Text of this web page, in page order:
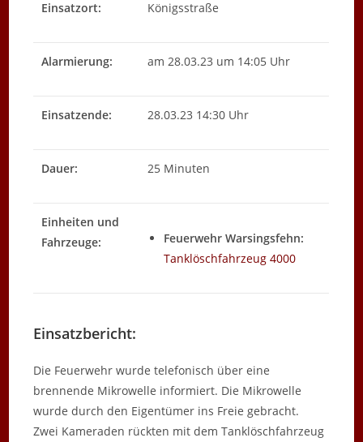
Einsatzort: Königsstraße
Alarmierung: am 28.03.23 um 14:05 Uhr
Einsatzende: 28.03.23 14:30 Uhr
Dauer: 25 Minuten
Einheiten und
Fahrzeuge:
Feuerwehr Warsingsfehn:
Tanklöschfahrzeug 4000
Einsatzbericht:
Die Feuerwehr wurde telefonisch über eine
brennende Mikrowelle informiert. Die Mikrowelle
wurde durch den Eigentümer ins Freie gebracht.
Zwei Kameraden rückten mit dem Tanklöschfahrzeug